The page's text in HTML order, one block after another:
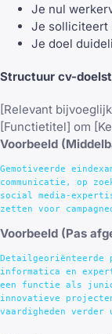
Je nul
Je solliciteert
Je doel
Structuur cv-
[Relevant
[Functietitel] om
Voorbeeld
Gemotiveerde
communicatie, op
social media-
Voorbeeld (Pas
Detailgeoriënteerde
informatica en
een functie als
innovatieve